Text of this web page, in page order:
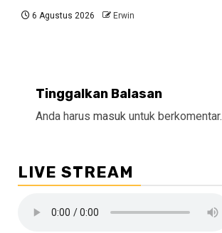
6 Agustus 2026 Erwin
Tinggalkan Balasan
Anda harus masuk untuk berkomentar.
LIVE STREAM